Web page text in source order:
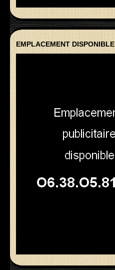
EMPLACEMENT DISPONIBLE